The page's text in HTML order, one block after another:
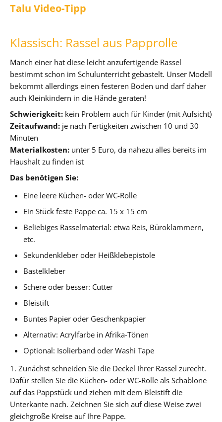
Talu Video-Tipp
Klassisch: Rassel aus Papprolle
Manch einer hat diese leicht anzufertigende Rassel
bestimmt schon im Schulunterricht gebastelt. Unser Modell
bekommt allerdings einen festeren Boden und darf daher
auch Kleinkindern in die Hände geraten!
Schwierigkeit: kein Problem auch für Kinder (mit Aufsicht)
Zeitaufwand: je nach Fertigkeiten zwischen 10 und 30
Minuten
Materialkosten: unter 5 Euro, da nahezu alles bereits im
Haushalt zu finden ist
Das benötigen Sie:
Eine leere Küchen- oder WC-Rolle
Ein Stück feste Pappe ca. 15 x 15 cm
Beliebiges Rasselmaterial: etwa Reis, Büroklammern,
etc.
Sekundenkleber oder Heißklebepistole
Bastelkleber
Schere oder besser: Cutter
Bleistift
Buntes Papier oder Geschenkpapier
Alternativ: Acrylfarbe in Afrika-Tönen
Optional: Isolierband oder Washi Tape
1. Zunächst schneiden Sie die Deckel Ihrer Rassel zurecht.
Dafür stellen Sie die Küchen- oder WC-Rolle als Schablone
auf das Pappstück und ziehen mit dem Bleistift die
Unterkante nach. Zeichnen Sie sich auf diese Weise zwei
gleichgroße Kreise auf Ihre Pappe.